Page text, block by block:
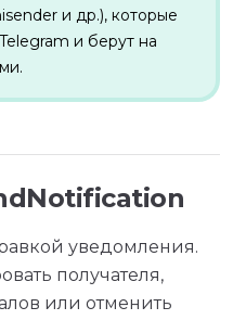
и др.), которые
и берут на
уведомления.
получателя,
или отменить